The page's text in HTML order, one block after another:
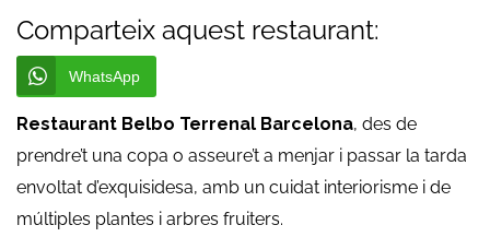
Comparteix aquest restaurant:
WhatsApp
Restaurant Belbo Terrenal Barcelona, des de
prendre’t una copa o asseure’t a menjar i passar la tarda
envoltat d’exquisidesa, amb un cuidat interiorisme i de
múltiples plantes i arbres fruiters.